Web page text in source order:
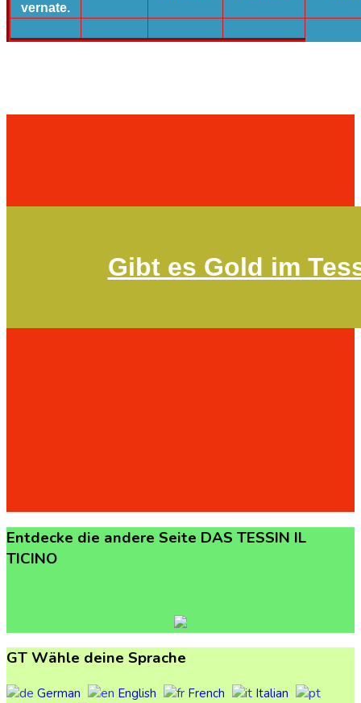
vernate.
Gibt es Gold im
Entdecke die andere Seite DAS TESSIN IL
TICINO
GTWähle deine Sprache
German English French
Italian